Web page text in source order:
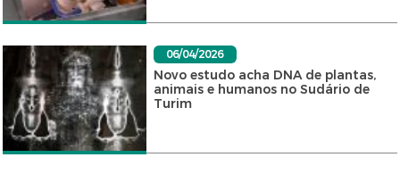
06/04/2026
Novo estudo acha DNA de plantas,
animais e humanos no Sudário de
Turim